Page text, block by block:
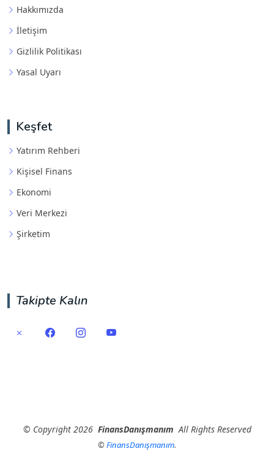
Hakkımızda
İletişim
Gizlilik Politikası
Yasal Uyarı
Keşfet
Yatırım Rehberi
Kişisel Finans
Ekonomi
Veri Merkezi
Şirketim
Takipte Kalın
© Copyright2026 FinansDanışmanım All Rights Reserved
©FinansDanışmanım.